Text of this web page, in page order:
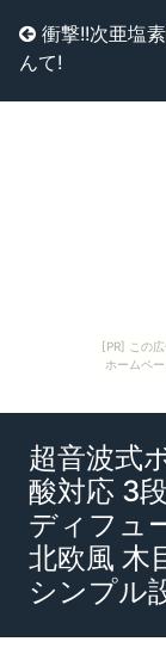
[PR] この
ホームペ
衝撃!!次亜塩
んて!
超音波式
酸対応 3
ディフュ
北欧風 木
シンプル